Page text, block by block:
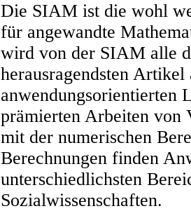
Die SIAM ist die wohl
für angewandte
wird von der SIAM alle
herausragendsten Artikel
anwendungsorientierten
prämierten Arbeiten von
mit der numerischen
Berechnungen finden
unterschiedlichsten
Sozialwissenschaften.